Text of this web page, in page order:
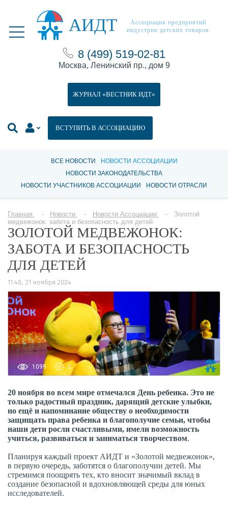
АИДТ
Ассоциация предприятий
индустрии детских товаров
8 (499) 519-02-81
Москва, Ленинский пр., дом 9
ВСТУПИТЬ В АССОЦИАЦИЮ
ЖУРНАЛ «ВЕСТНИК ИДТ»
ВСЕ НОВОСТИ
НОВОСТИ АССОЦИАЦИИ
НОВОСТИ ЗАКОНОДАТЕЛЬСТВА
НОВОСТИ УЧАСТНИКОВ АССОЦИАЦИИ
НОВОСТИ ОТРАСЛИ
Главная Новости Новости Ассоциации
Золотой
медвежонок: забота и безопасность для детей
ЗОЛОТОЙ МЕДВЕЖОНОК:
ЗАБОТА И БЕЗОПАСНОСТЬ
ДЛЯ ДЕТЕЙ
11:48, 21 ноября 2024
1099 0
20 ноября во всем мире отмечался День ребенка. Это не
только радостный праздник, дарящий детские улыбки,
но ещё и напоминание обществу о необходимости
защищать права ребенка и благополучие семьи, чтобы
наши дети росли счастливыми, имели возможность
учиться, развиваться и заниматься творчеством.
Планируя каждый проект АИДТ и «Золотой медвежонок»,
в первую очередь, заботятся о благополучии детей. Мы
стремимся поощрять тех, кто вносит значимый вклад в
создание безопасной и вдохновляющей среды для юных
исследователей.